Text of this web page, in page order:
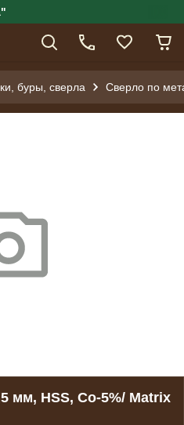
буры, сверла Сверло по
мм, HSS, Со-5%/ Matrix